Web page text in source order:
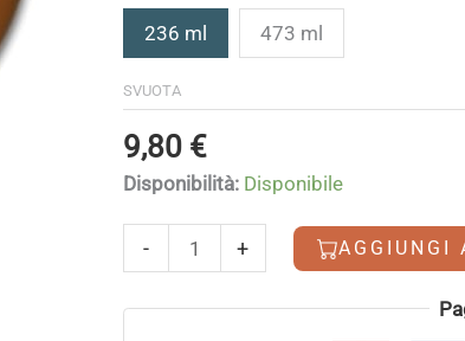
236 ml 473 ml
SVUOTA
9,80 €
Disponibilità: Disponibile
-
Brownie
quantità
+ AGGIUNGI
Alternative: